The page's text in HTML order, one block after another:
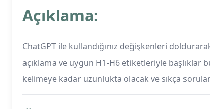
Açıklama:
ChatGPT ile kullandığınız değişkenleri
açıklama ve uygun H1-H6 etiketleriyle başlıklar
kelimeye kadar uzunlukta olacak ve sıkça